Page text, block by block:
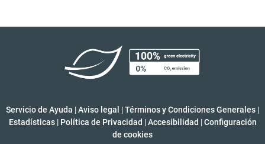
Servicio de Ayuda |Aviso legal |Términos y Condiciones Generales |
Estadísticas | Política de Privacidad | Accesibilidad | Configuración
de cookies